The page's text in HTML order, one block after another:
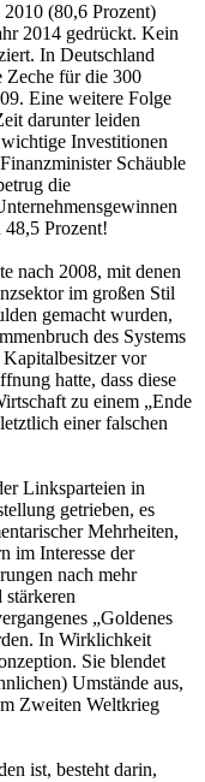
2010 (80,6 Prozent)
2014 gedrückt. Kein
In Deutschland
Zeche für die 300
Eine weitere Folge
darunter leiden
Investitionen
Schäuble
die
48,5 Prozent!
nach 2008, mit denen
im großen Stil
gemacht wurden,
des Systems
vor
hatte, dass diese
zu einem „Ende
einer falschen
Linksparteien in
getrieben, es
Mehrheiten,
im Interesse der
nach mehr
„Goldenes
In Wirklichkeit
Sie blendet
Umstände aus,
Zweiten Weltkrieg
ist, besteht darin,